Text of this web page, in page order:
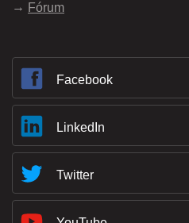
Fórum
Facebook
LinkedIn
Twitter